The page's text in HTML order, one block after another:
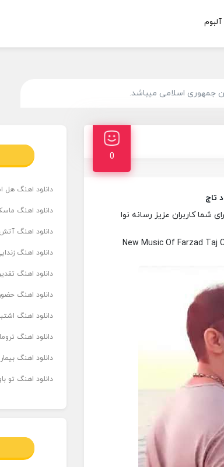
آلبوم
جمهوری اسلامی میباشد.
0
تاج
ساعت آهنگ جدیدی از فرزاد تاج به نام عاشق ۲ برای شما کاربران عزیز رسانه نوا
New Music Of Farzad Taj
دانلود اهنگ هل
دانلود اهنگ
دانلود اهنگ
دانلود اهنگ
دانلود اهنگ
دانلود اهنگ
دانلود اهنگ
دانلود اهنگ
دانلود اهنگ
دانلود اهنگ تو